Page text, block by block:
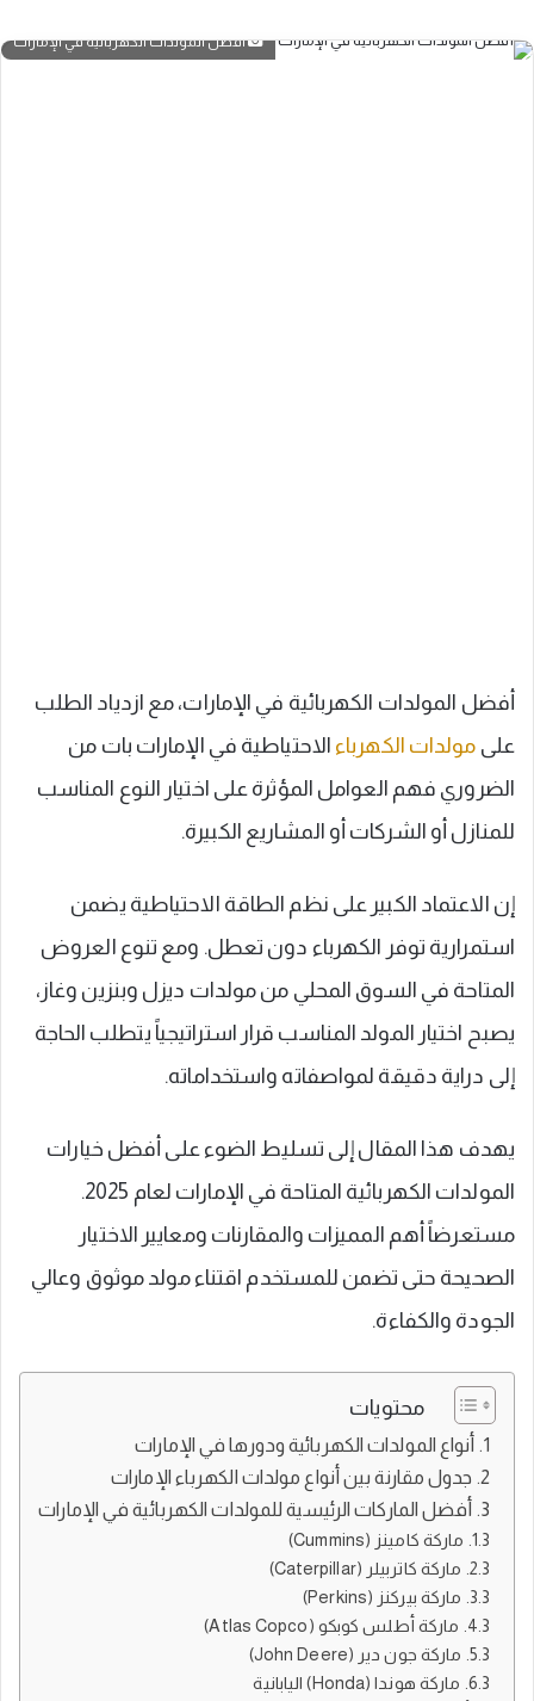
أفضل المولدات الكهربائية في الإمارات
أفضل المولدات الكهربائية في الإمارات، مع ازدياد الطلب
على مولدات الكهرباء الاحتياطية في الإمارات بات من
الضروري فهم العوامل المؤثرة على اختيار النوع المناسب
للمنازل أو الشركات أو المشاريع الكبيرة.
إن الاعتماد الكبير على نظم الطاقة الاحتياطية يضمن
استمرارية توفر الكهرباء دون تعطل. ومع تنوع العروض
المتاحة في السوق المحلي من مولدات ديزل وبنزين وغاز،
يصبح اختيار المولد المناسب قرار استراتيجياً يتطلب الحاجة
إلى دراية دقيقة لمواصفاته واستخداماته.
يهدف هذا المقال إلى تسليط الضوء على أفضل خيارات
المولدات الكهربائية المتاحة في الإمارات لعام 2025.
مستعرضاً أهم المميزات والمقارنات ومعايير الاختيار
الصحيحة حتى تضمن للمستخدم اقتناء مولد موثوق وعالي
الجودة والكفاءة.
محتويات
أنواع المولدات الكهربائية ودورها في الإمارات
جدول مقارنة بين أنواع مولدات الكهرباء الإمارات
أفضل الماركات الرئيسية للمولدات الكهربائية في الإمارات
ماركة كامينز (Cummins)
ماركة كاتربيلر (Caterpillar)
ماركة بيركنز (Perkins)
ماركة أطلس كوبكو (Atlas Copco)
ماركة جون دير (John Deere)
ماركة هوندا (Honda) اليابانية